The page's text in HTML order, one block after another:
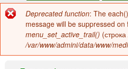
а
в
о
Сообщение
об
ошибке
Deprecated function: The
message will be suppressed
menu_set_active_trail() (строка
/var/www/admini/data/www/